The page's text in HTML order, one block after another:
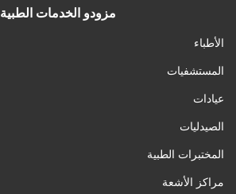
مزودو الخدمات الطبية
الأطباء
المستشفيات
عيادات
الصيدليات
المختبرات الطبية
مراكز الأشعة